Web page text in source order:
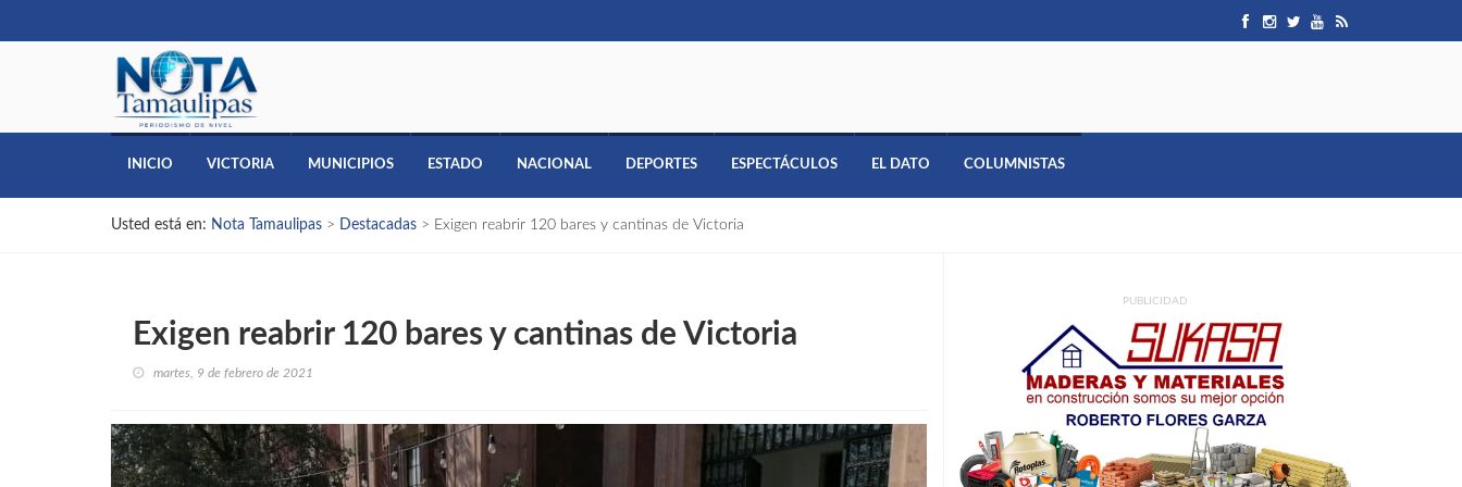
INICIO VICTORIA MUNICIPIOS ESTADO NACIONAL DEPORTES ESPECTÁCULOS EL DATO COLUMNISTAS
Usted está en: Nota Tamaulipas > Destacadas > Exigen reabrir 120 bares y cantinas de Victoria
Exigen reabrir 120 bares y cantinas de Victoria
martes, 9 de febrero de 2021
PUBLICIDAD